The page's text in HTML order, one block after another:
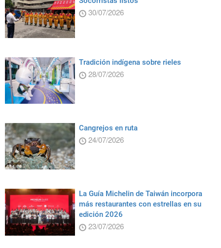
30/07/2026
Tradición indígena sobre rieles
28/07/2026
Cangrejos en ruta
24/07/2026
La Guía Michelin de Taiwán incorpora
más restaurantes con estrellas en su
edición 2026
23/07/2026